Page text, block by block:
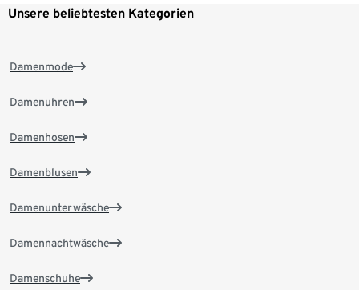
Unsere beliebtesten Kategorien
Damenmode
Damenuhren
Damenhosen
Damenblusen
Damenunterwäsche
Damennachtwäsche
Damenschuhe